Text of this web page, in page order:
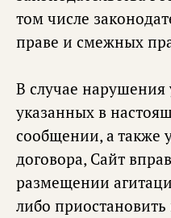
том числе
праве и смежных
В случае нарушения
указанных в
сообщении, а также
договора, Сайт
размещении
либо